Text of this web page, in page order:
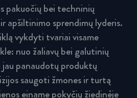
bei techninių
apšiltinimo sprendimų lyderis.
vykdyti tvariai visame
nuo žaliavų bei galutinių
panaudotų produktų
saugoti žmones ir turtą
einame pokyčių žiedinėje